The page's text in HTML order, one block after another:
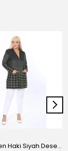
Büyük Beden Haki Siyah Desenli Hırka